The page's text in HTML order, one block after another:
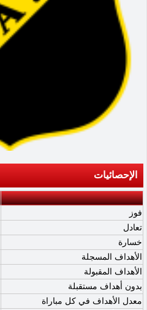
الإحصائيات
فوز
تعادل
خسارة
الأهداف المسجلة
الأهداف المقبولة
بدون أهداف مستقبلة
معدل الأهداف في كل مباراة